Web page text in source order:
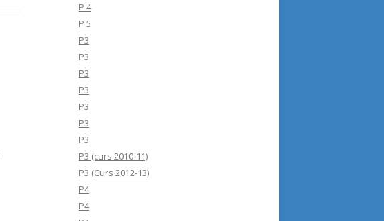
P 4
P 5
P3
P3
P3
P3
P3
P3
P3
P3 (curs 2010-11)
P3 (Curs 2012-13)
P4
P4